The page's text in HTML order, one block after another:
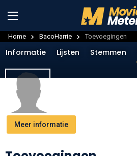
Home BacoHarrie Toevoegingen
Meer informatie
Informatie Lijsten Stemmen